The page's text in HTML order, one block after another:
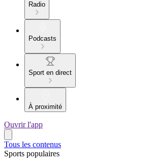
Radio
Podcasts
Sport en direct
À proximité
Ouvrir l'app
Tous les contenus
Sports populaires